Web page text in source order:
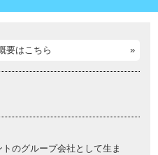
要はこちら
のグループ会社として生ま